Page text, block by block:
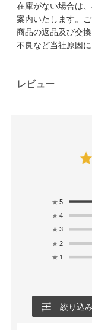
在庫がない場合は
案内いたします。ご
商品の返品及び交
不良など当社原因
レビュー
★ 5
★ 4
★ 3
★ 2
★ 1
絞り込み